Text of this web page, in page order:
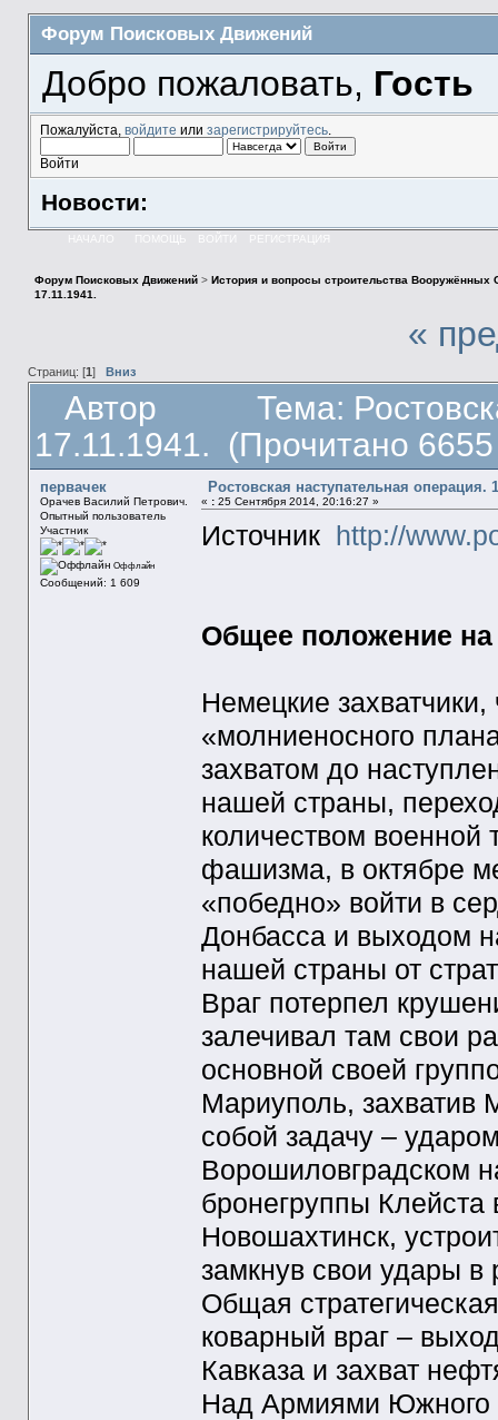
Форум Поисковых Движений
Добро пожаловать, Гость
Пожалуйста, войдите или зарегистрируйтесь.
Войти
Новости:
НАЧАЛО ПОМОЩЬ ВОЙТИ РЕГИСТРАЦИЯ
Форум Поисковых Движений> История и вопросы строительства Вооружённых
17.11.1941.
«
Страниц: [1 ] Вниз
Автор
Тема:
17.11.1941. (Прочитано
первачек
Орачев Василий Петрович.
Опытный пользователь
Участник
Оффлайн
Сообщений: 1 609
Ростовская наступательная операция.
« :25 Сентября 2014, 20:16:27 »
Источник http://
Общее положение
Немецкие
«молниеносного
захватом до
нашей страны,
количеством военной
фашизма, в октябре
«победно» войти в
Донбасса и выходом
нашей страны от
Враг потерпел
залечивал там свои
основной своей
Мариуполь, захватив
собой задачу –
Ворошиловградском
бронегруппы
Новошахтинск,
замкнув свои удары
Общая
коварный враг –
Кавказа и захват
Над Армиями Южного